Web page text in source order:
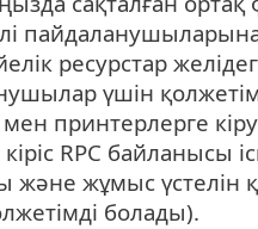
пайдаланушыларына
ресурстар
үшін
принтерлерге
кіріс RPC байланысы
және жұмыс үстелін
болады).